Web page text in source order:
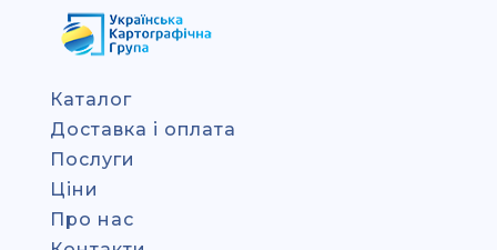
Каталог
Доставка і оплата
Послуги
Ціни
Про нас